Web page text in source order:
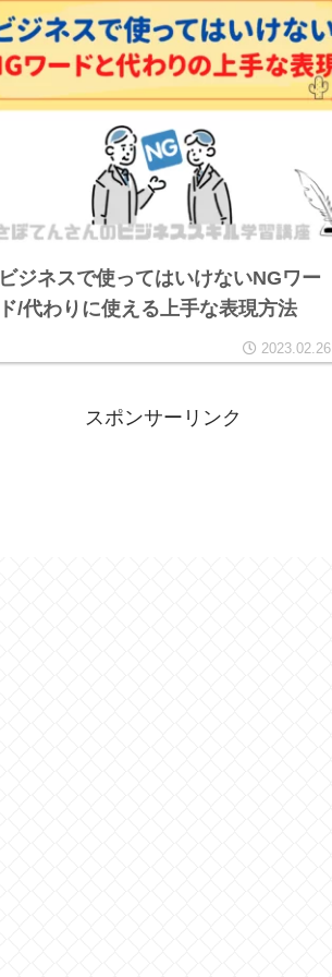
ビジネスで使ってはいけないNGワー
ド/代わりに使える上手な表現方法
2023.02.26
スポンサーリンク